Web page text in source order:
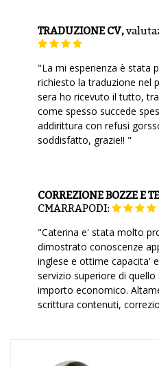
TRADUZIONE CV,
"La mi esperienza è stata
richiesto la traduzione nel
sera ho ricevuto il tutto,
come spesso succede
addirittura con refusi
soddisfatto, grazie!! "
CORREZIONE BOZZE E
CMARRAPODI:
"Caterina e' stata molto
dimostrato conoscenze
inglese e ottime capacita'
servizio superiore di
importo economico.
scrittura contenuti,